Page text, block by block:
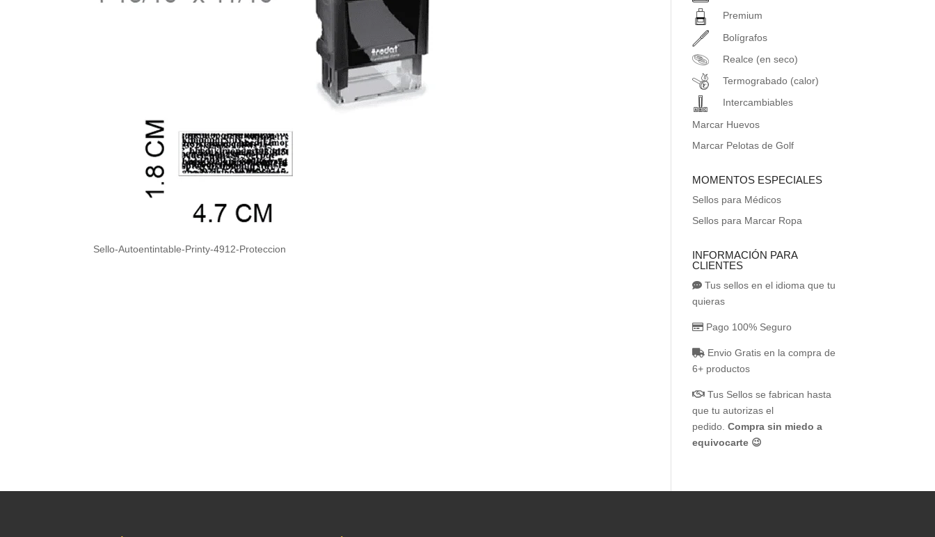
Sello-Autoentintable-Printy-4912-Proteccion
Premium
Bolígrafos
Realce (en seco)
Termograbado (calor)
Intercambiables
Marcar Huevos
Marcar Pelotas de Golf
MOMENTOS ESPECIALES
Sellos para Médicos
Sellos para Marcar Ropa
INFORMACIÓN PARA
CLIENTES
Tus sellos en el idioma que tu
quieras
Pago 100% Seguro
Envio Gratis en la compra de
6+ productos
Tus Sellos se fabrican hasta
que tu autorizas el
pedido. Compra sin miedo a
equivocarte 😉